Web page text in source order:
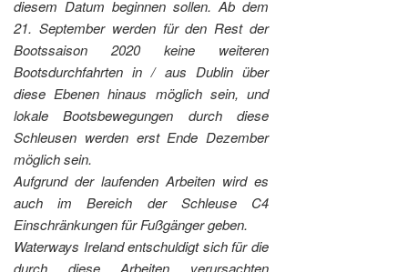
diesem Datum beginnen sollen. Ab dem
21. September werden für den Rest der
Bootssaison 2020 keine weiteren
Bootsdurchfahrten in / aus Dublin über
diese Ebenen hinaus möglich sein, und
lokale Bootsbewegungen durch diese
Schleusen werden erst Ende Dezember
möglich sein.
Aufgrund der laufenden Arbeiten wird es
auch im Bereich der Schleuse C4
Einschränkungen für Fußgänger geben.
Waterways Ireland entschuldigt sich für die
durch diese Arbeiten verursachten